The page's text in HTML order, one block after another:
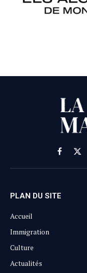
Facebook
X
PLAN DU SITE
Accueil
Immigration
Culture
Actualités